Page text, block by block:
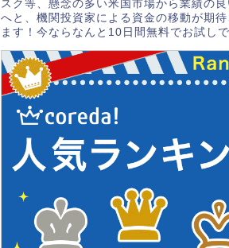
スク等、懸念の多い米国市場から業績の
へと、機関投資家による資金の移動が期
ます！今ならなんと10日間無料でお試しで